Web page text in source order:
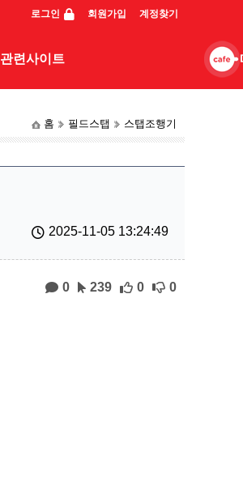
로그인 회원가입 계정찾기
관련사이트
홈 필드스탭 스탭조행기
2025-11-05 13:24:49
0 239 0 0